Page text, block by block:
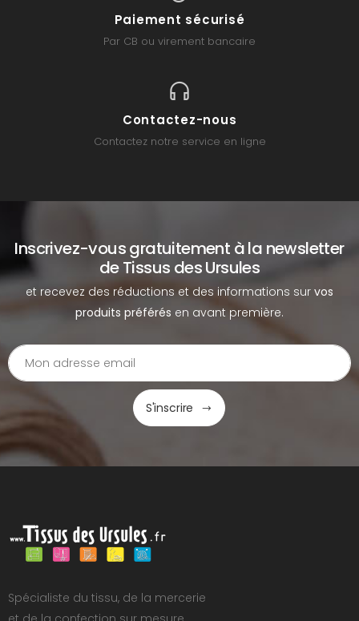
Paiement sécurisé
Par CB ou virement bancaire
Contactez-nous
Contactez notre service en ligne
Inscrivez-vous gratuitement à la newsletter
de Tissus des Ursules
et recevez des réductions et des informations sur vos
produits préférés en avant première.
S'inscrire
Spécialiste du tissu, de la mercerie